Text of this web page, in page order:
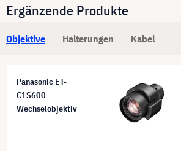
Ergänzende Produkte
Objektive Halterungen Kabel
Panasonic ET-
C1S600
Wechselobjektiv